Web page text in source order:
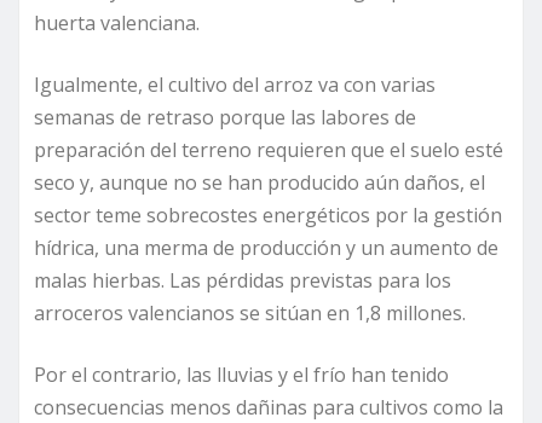
huerta valenciana.
Igualmente, el cultivo del arroz va con varias
semanas de retraso porque las labores de
preparación del terreno requieren que el suelo esté
seco y, aunque no se han producido aún daños, el
sector teme sobrecostes energéticos por la gestión
hídrica, una merma de producción y un aumento de
malas hierbas. Las pérdidas previstas para los
arroceros valencianos se sitúan en 1,8 millones.
Por el contrario, las lluvias y el frío han tenido
consecuencias menos dañinas para cultivos como la